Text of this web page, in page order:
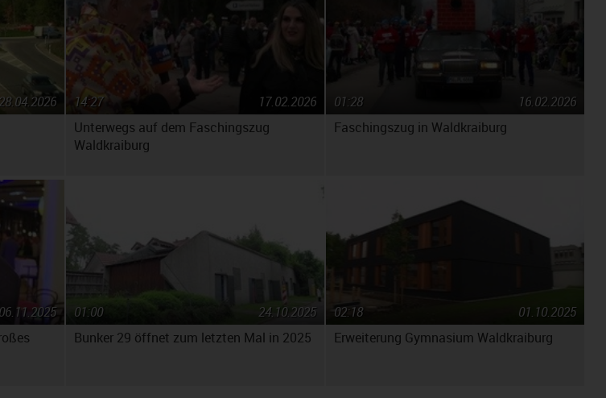
28.04.2026
Unterwegs auf dem Faschingszug
Waldkraiburg
17.02.2026
14:27
Faschingszug in Waldkraiburg
16.02.2026
01:28
06.11.2025
Bunker 29 öffnet zum letzten Mal in 2025
24.10.2025
01:00
Erweiterung Gymnasium Waldkraiburg
01.10.2025
02:18